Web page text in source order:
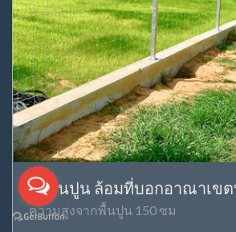
ตั้งบนปูน ล้อมที่บอกอาณาเขต
ความสูงจากพื้นปูน 150 ซม